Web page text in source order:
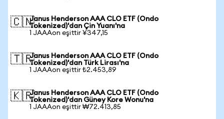
🇨🇳Janus Henderson AAA CLO ETF (Ondo
Tokenized)'dan Çin Yuanı'na
1 JAAAon eşittir ¥347,15
🇹🇷Janus Henderson AAA CLO ETF (Ondo
Tokenized)'dan Türk Lirası'na
1 JAAAon eşittir ₺2.453,89
🇰🇷Janus Henderson AAA CLO ETF (Ondo
Tokenized)'dan Güney Kore Wonu'na
1 JAAAon eşittir ₩72.413,85